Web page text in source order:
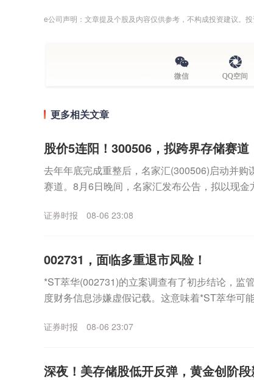
e公司声明：文章提及个股及内容仅供参考，不构成投资建议。投
微信 QQ空间
更多相关文章
股价5连阳！300506，拟跨界存储赛道
去年年底完成重整后，名家汇(300506)启动并
赛道。8月6日晚间，名家汇发布公告，拟以现
证券时报 08-06 23:08
002731，面临多重退市风险！
*ST萃华(002731)的立案调查有了初步结论，监
度财务信息涉嫌虚假记载。这意味着*ST萃华可
证券时报 08-06 23:07
深夜！美存储股低开反弹，黄金创阶